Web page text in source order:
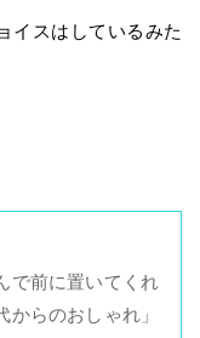
イスはしているみた
で前に置いてくれ
らのおしゃれ」